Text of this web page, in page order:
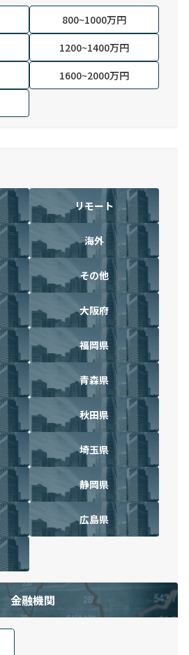
800~1000万円
1200~1400万円
1600~2000万円
リモート
海外
その他
大阪府
福岡県
青森県
秋田県
埼玉県
静岡県
広島県
金融機関